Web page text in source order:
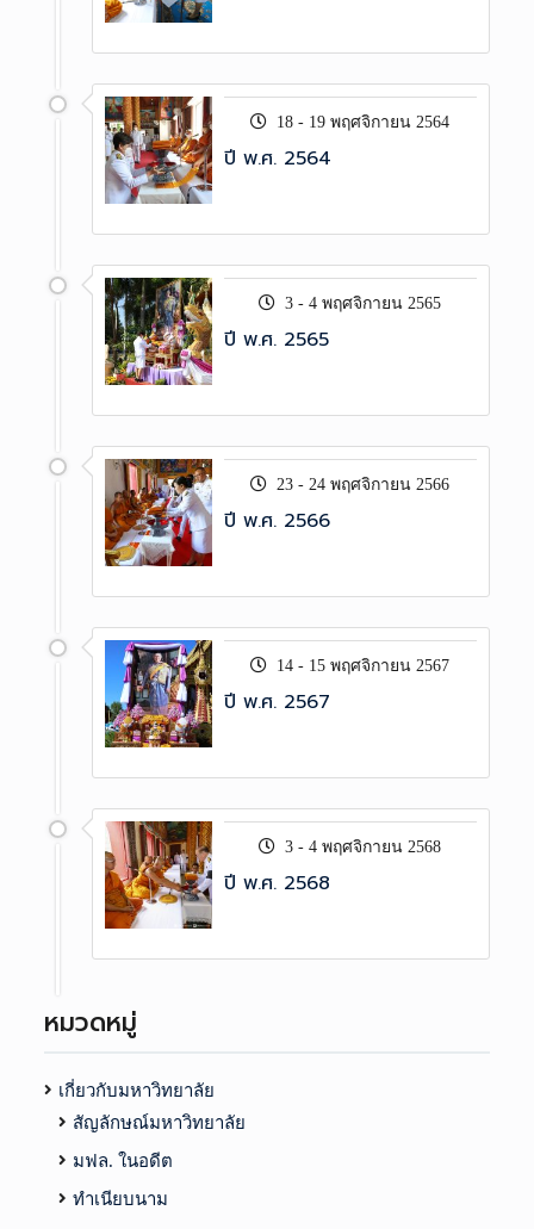
18 - 19 พฤศจิกายน 2564
ปี พ.ศ. 2564
3 - 4 พฤศจิกายน 2565
ปี พ.ศ. 2565
23 - 24 พฤศจิกายน 2566
ปี พ.ศ. 2566
14 - 15 พฤศจิกายน 2567
ปี พ.ศ. 2567
3 - 4 พฤศจิกายน 2568
ปี พ.ศ. 2568
หมวดหมู่
เกี่ยวกับมหาวิทยาลัย
สัญลักษณ์มหาวิทยาลัย
มฟล. ในอดีต
ทำเนียบนาม